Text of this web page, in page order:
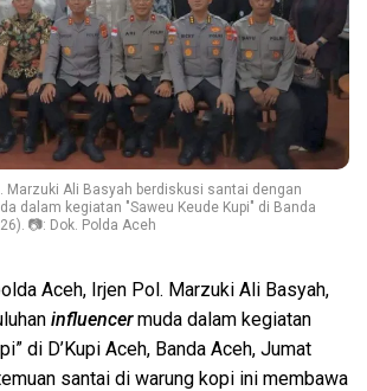
Marzuki Ali Basyah berdiskusi santai dengan
dalam kegiatan "Saweu Keude Kupi" di Banda
📷: Dok. Polda Aceh
Aceh, Irjen Pol. Marzuki Ali Basyah,
influencermuda dalam kegiatan
di D’Kupi Aceh, Banda Aceh, Jumat
santai di warung kopi ini membawa